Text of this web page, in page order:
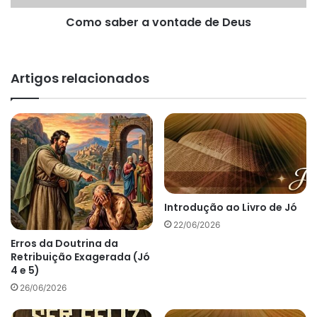
Como saber a vontade de Deus
Artigos relacionados
Erros da Doutrina da
Retribuição Exagerada (Jó
4 e 5)
26/06/2026
Introdução ao Livro de Jó
22/06/2026